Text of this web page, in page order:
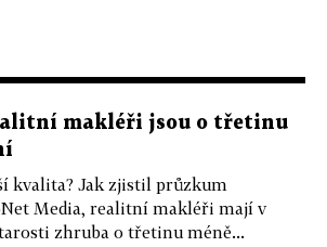
makléři jsou o třetinu
kvalita? Jak zjistil průzkum
Media, realitní makléři mají v
zhruba o třetinu méně...